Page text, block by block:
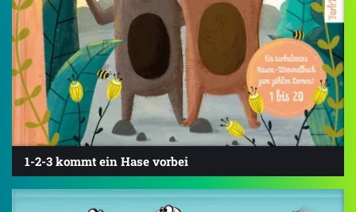
1-2-3 kommt ein Hase vorbei